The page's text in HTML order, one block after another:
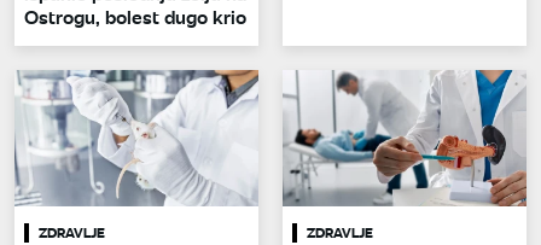
Ostrogu, bolest dugo krio
ZDRAVLJE ZDRAVLJE